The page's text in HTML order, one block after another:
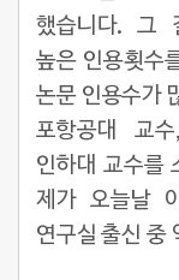
했습니다. 그
높은 인용횟수
논문 인용수가
포항공대 교
인하대 교수를
제가 오늘날
연구실 출신 중